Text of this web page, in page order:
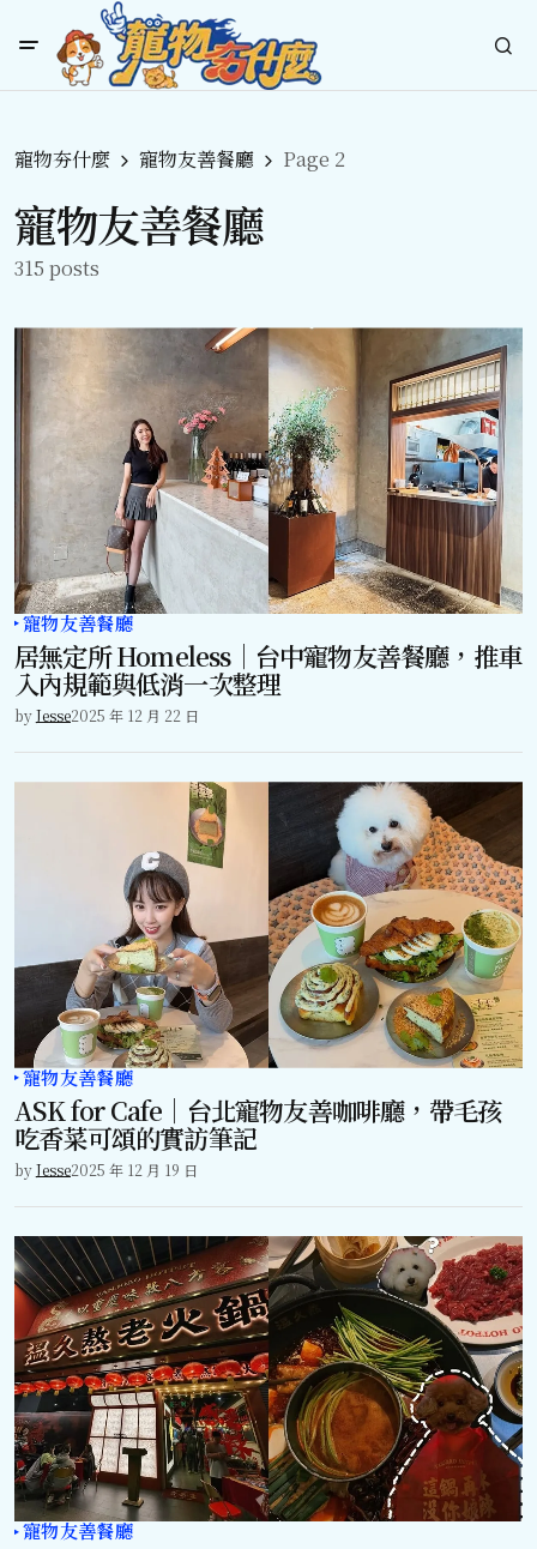
寵物夯什麼 寵物友善餐廳 Page 2
寵物友善餐廳
315 posts
寵物友善餐廳
居無定所 Homeless｜台中寵物友善餐廳，推車
入內規範與低消一次整理
byJesse2025 年 12 月 22 日
寵物友善餐廳
ASK for Cafe｜台北寵物友善咖啡廳，帶毛孩
吃香菜可頌的實訪筆記
byJesse2025 年 12 月 19 日
寵物友善餐廳